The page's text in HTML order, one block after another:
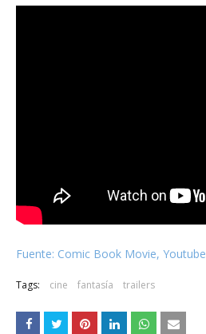
Fuente: Comic Book Movie, Youtube
Tags: cine fantasía trailers